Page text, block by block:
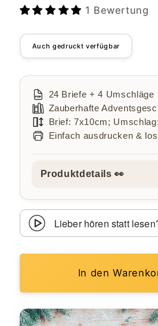
1 Bewertung
Auch gedruckt verfügbar
24 Briefe + 4 Umschläge
Zauberhafte
Brief: 7x10cm;
Einfach ausdrucken &
Produktdetails 👀
Lieber hören statt
In den